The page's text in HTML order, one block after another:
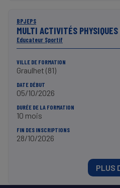
BPJEPS
MULTI ACTIVITÉS
Educateur Sportif
VILLE DE FORMATION
Graulhet (81)
DATE DÉBUT
05/10/2026
DURÉE DE LA FORMATION
10 mois
FIN DES INSCRIPTIONS
28/10/2026
PLUS